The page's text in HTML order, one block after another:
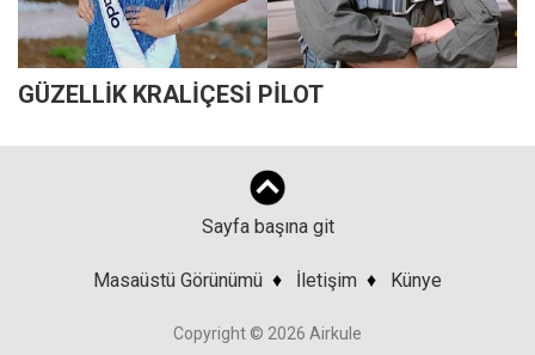
GÜZELLİK KRALİÇESİ PİLOT
Sayfa başına git
Masaüstü Görünümü ♦ İletişim ♦ Künye
Copyright © 2026 Airkule